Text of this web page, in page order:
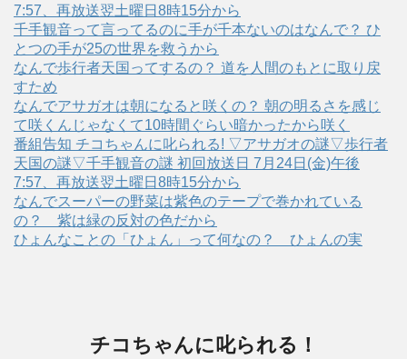
7:57、再放送翌土曜日8時15分から
千手観音って言ってるのに手が千本ないのはなんで？ ひ
とつの手が25の世界を救うから
なんで歩行者天国ってするの？ 道を人間のもとに取り戻
すため
なんでアサガオは朝になると咲くの？ 朝の明るさを感じ
て咲くんじゃなくて10時間ぐらい暗かったから咲く
番組告知 チコちゃんに叱られる! ▽アサガオの謎▽歩行者
天国の謎▽千手観音の謎 初回放送日 7月24日(金)午後
7:57、再放送翌土曜日8時15分から
なんでスーパーの野菜は紫色のテープで巻かれている
の？ 紫は緑の反対の色だから
ひょんなことの「ひょん」って何なの？ ひょんの実
チコちゃんに叱られる！